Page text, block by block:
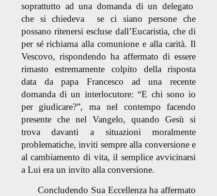
soprattutto ad una domanda di un delegato
che si chiedeva se ci siano persone che
possano ritenersi escluse dall’Eucaristia, che di
per sé richiama alla comunione e alla carità. Il
Vescovo, rispondendo ha affermato di essere
rimasto estremamente colpito della risposta
data da papa Francesco ad una recente
domanda di un interlocutore: “E chi sono io
per giudicare?”, ma nel contempo facendo
presente che nel Vangelo, quando Gesù si
trova davanti a situazioni moralmente
problematiche, inviti sempre alla conversione e
al cambiamento di vita, il semplice avvicinarsi
a Lui era un invito alla conversione.
Concludendo Sua Eccellenza ha affermato